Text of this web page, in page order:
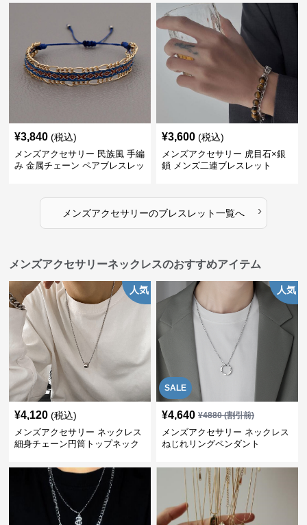
¥3,840 (税込)
メンズアクセサリー 民族風 手編
み 金属チェーン ペアブレスレッ
¥3,600 (税込)
メンズアクセサリー 虎目石×銀
鎖 メンズ二連ブレスレット
メンズアクセサリーのブレスレット一覧へ ›
メンズアクセサリーネックレスのおすすめアイテム
人気
¥4,120 (税込)
メンズアクセサリー ネックレス
細身チェーン円筒トップネック
SALE
人気
¥4,640 ¥4880(割引前)
メンズアクセサリー ネックレス
ねじれリングペンダント